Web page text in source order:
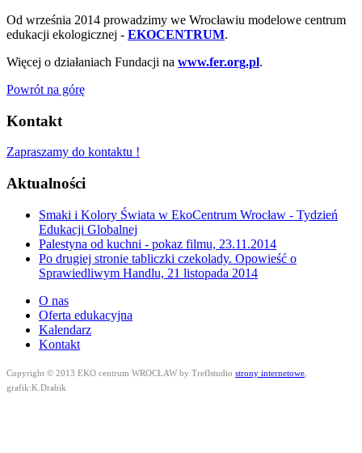
Od września 2014 prowadzimy we Wrocławiu modelowe centrum
edukacji ekologicznej - EKOCENTRUM.
Więcej o działaniach Fundacji na www.fer.org.pl.
Powrót na górę
Kontakt
Zapraszamy do kontaktu !
Aktualności
Smaki i Kolory Świata w EkoCentrum Wrocław - Tydzień
Edukacji Globalnej
Palestyna od kuchni - pokaz filmu, 23.11.2014
Po drugiej stronie tabliczki czekolady. Opowieść o
Sprawiedliwym Handlu, 21 listopada 2014
O nas
Oferta edukacyjna
Kalendarz
Kontakt
Copyright © 2013 EKO centrum WROCŁAW by Treflstudio strony internetowe
grafik:K.Drabik